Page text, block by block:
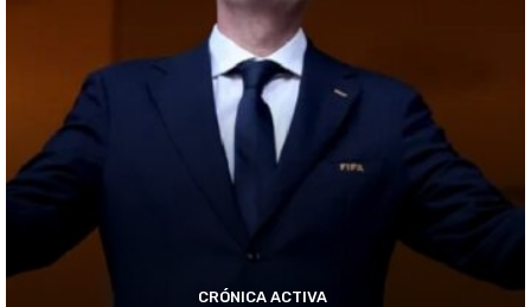
CRÓNICA ACTIVA